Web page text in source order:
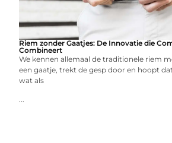
Riem zonder Gaatjes: De Innovatie die
Combineert
We kennen allemaal de traditionele riem
een gaatje, trekt de gesp door en hoopt
wat als
...